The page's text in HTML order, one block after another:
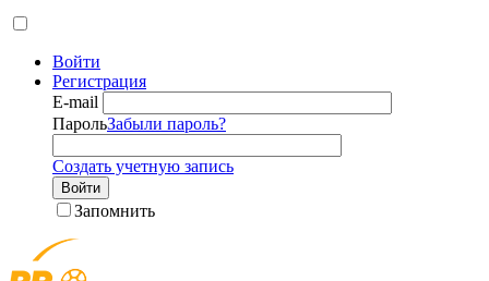
Войти
Регистрация
E-mail
ПарольЗабыли пароль?
Создать учетную запись
Войти
Запомнить